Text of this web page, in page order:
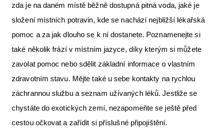
zda je na daném místě běžně dostupná pitná voda, jaké je
složení místních potravin, kde se nachází nejbližší lékařská
pomoc a za jak dlouho se k ní dostanete. Poznamenejte si
také několik frází v místním jazyce, díky kterým si můžete
zavolat pomoc nebo sdělit základní informace o vlastním
zdravotním stavu. Mějte také u sebe kontakty na rychlou
záchrannou službu a seznam užívaných léků. Jestliže se
chystáte do exotických zemí, nezapomeňte se ještě před
cestou očkovat a zařídit si příslušné připojištění.